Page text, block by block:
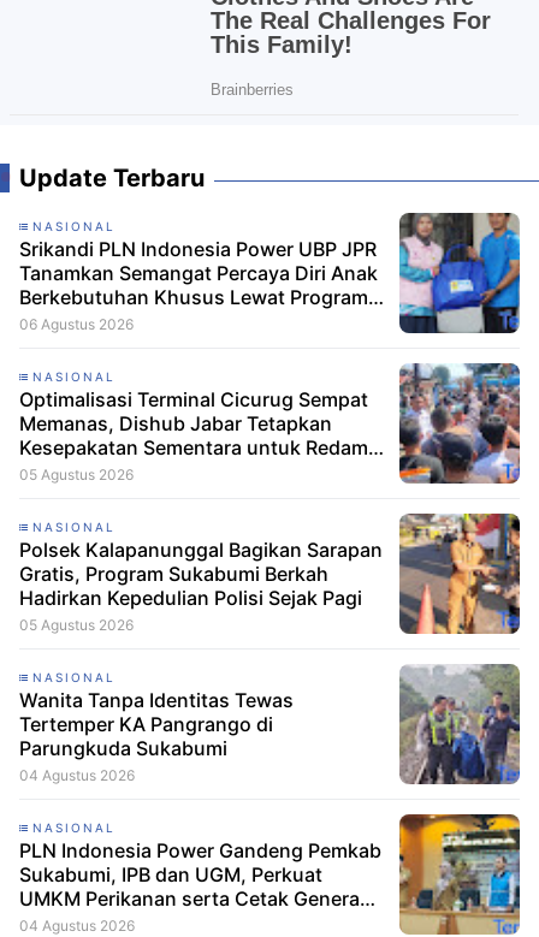
Update Terbaru
NASIONAL
Srikandi PLN Indonesia Power UBP JPR
Tanamkan Semangat Percaya Diri Anak
Berkebutuhan Khusus Lewat Program
Srikandi Mengajar
06 Agustus 2026
NASIONAL
Optimalisasi Terminal Cicurug Sempat
Memanas, Dishub Jabar Tetapkan
Kesepakatan Sementara untuk Redam
Ketegangan
05 Agustus 2026
NASIONAL
Polsek Kalapanunggal Bagikan Sarapan
Gratis, Program Sukabumi Berkah
Hadirkan Kepedulian Polisi Sejak Pagi
05 Agustus 2026
NASIONAL
Wanita Tanpa Identitas Tewas
Tertemper KA Pangrango di
Parungkuda Sukabumi
04 Agustus 2026
NASIONAL
PLN Indonesia Power Gandeng Pemkab
Sukabumi, IPB dan UGM, Perkuat
UMKM Perikanan serta Cetak Generasi
Peduli Lingkungan
04 Agustus 2026